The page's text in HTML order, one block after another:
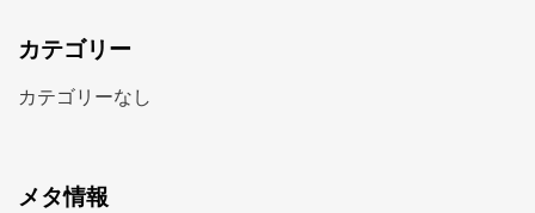
カテゴリー
カテゴリーなし
メタ情報